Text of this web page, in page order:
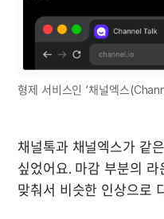
형제 서비스인 ‘채널엑스
채널톡과 채널엑스가 같
싶었어요. 마감 부분의
맞춰서 비슷한 인상으로